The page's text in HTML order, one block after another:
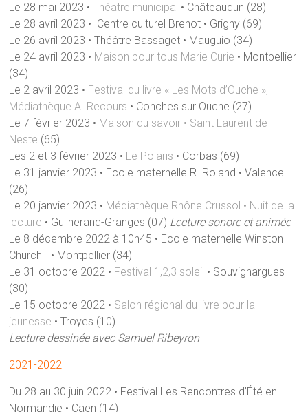
Le 28 mai 2023 •Théatre municipal • Châteaudun (28)
Le 28 avril 2023 • Centre culturel Brenot • Grigny (69)
Le 26 avril 2023 • Théâtre Bassaget • Mauguio (34)
Le 24 avril 2023 • Maison pour tous Marie Curie • Montpellier
(34)
Le 2 avril 2023 • Festival du livre « Les Mots d’Ouche »,
Médiathèque A. Recours • Conches sur Ouche (27)
Le 7 février 2023 • Maison du savoir • Saint Laurent de
Neste (65)
Les 2 et 3 février 2023 • Le Polaris • Corbas (69)
Le 31 janvier 2023 • Ecole maternelle R. Roland • Valence
(26)
Le 20 janvier 2023 • Médiathèque Rhône Crussol • Nuit de la
lecture • Guilherand-Granges (07) Lecture sonore et animée
Le 8 décembre 2022 à 10h45 • Ecole maternelle Winston
Churchill • Montpellier (34)
Le 31 octobre 2022 • Festival 1,2,3 soleil • Souvignargues
(30)
Le 15 octobre 2022 • Salon régional du livre pour la
jeunesse • Troyes (10)
Lecture dessinée avec Samuel Ribeyron
2021-2022
Du 28 au 30 juin 2022 • Festival Les Rencontres d’Été en
Normandie • Caen (14)